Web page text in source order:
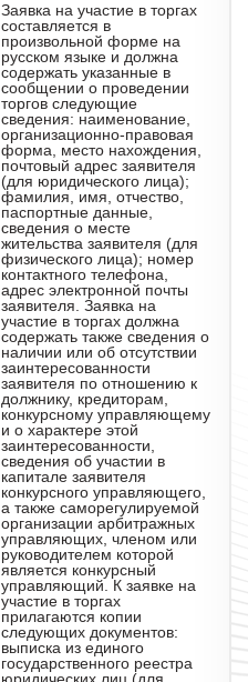
Заявка на участие в торгах
составляется в
произвольной форме на
русском языке и должна
содержать указанные в
сообщении о проведении
торгов следующие
сведения: наименование,
организационно-правовая
форма, место нахождения,
почтовый адрес заявителя
(для юридического лица);
фамилия, имя, отчество,
паспортные данные,
сведения о месте
жительства заявителя (для
физического лица); номер
контактного телефона,
адрес электронной почты
заявителя. Заявка на
участие в торгах должна
содержать также сведения о
наличии или об отсутствии
заинтересованности
заявителя по отношению к
должнику, кредиторам,
конкурсному управляющему
и о характере этой
заинтересованности,
сведения об участии в
капитале заявителя
конкурсного управляющего,
а также саморегулируемой
организации арбитражных
управляющих, членом или
руководителем которой
является конкурсный
управляющий. К заявке на
участие в торгах
прилагаются копии
следующих документов:
выписка из единого
государственного реестра